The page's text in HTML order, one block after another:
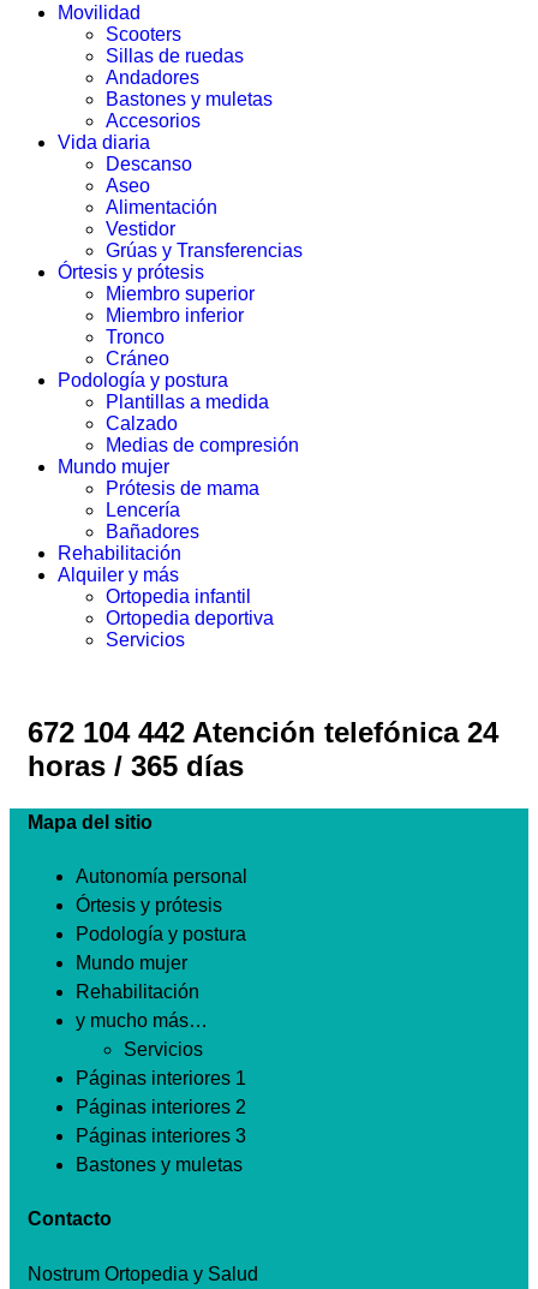
Movilidad
Scooters
Sillas de ruedas
Andadores
Bastones y muletas
Accesorios
Vida diaria
Descanso
Aseo
Alimentación
Vestidor
Grúas y Transferencias
Órtesis y prótesis
Miembro superior
Miembro inferior
Tronco
Cráneo
Podología y postura
Plantillas a medida
Calzado
Medias de compresión
Mundo mujer
Prótesis de mama
Lencería
Bañadores
Rehabilitación
Alquiler y más
Ortopedia infantil
Ortopedia deportiva
Servicios
672 104 442 Atención telefónica 24
horas / 365 días
Mapa del sitio
Autonomía personal
Órtesis y prótesis
Podología y postura
Mundo mujer
Rehabilitación
y mucho más…
Servicios
Páginas interiores 1
Páginas interiores 2
Páginas interiores 3
Bastones y muletas
Contacto
Nostrum Ortopedia y Salud